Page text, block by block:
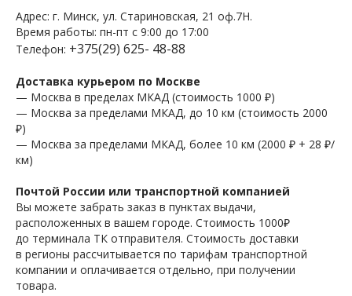
Адрес: г. Минск, ул. Стариновская, 21 оф.7Н.
Время работы: пн-пт с 9:00 до 17:00
Телефон: +375(29) 625- 48-88
Доставка курьером по Москве
— Москва в пределах МКАД (стоимость 1000 ₽)
— Москва за пределами МКАД, до 10 км (стоимость 2000
₽)
— Москва за пределами МКАД, более 10 км (2000 ₽ + 28 ₽/
км)
Почтой России или транспортной компанией
Вы можете забрать заказ в пунктах выдачи,
расположенных в вашем городе. Стоимость 1000₽
до терминала ТК отправителя. Стоимость доставки
в регионы рассчитывается по тарифам транспортной
компании и оплачивается отдельно, при получении
товара.